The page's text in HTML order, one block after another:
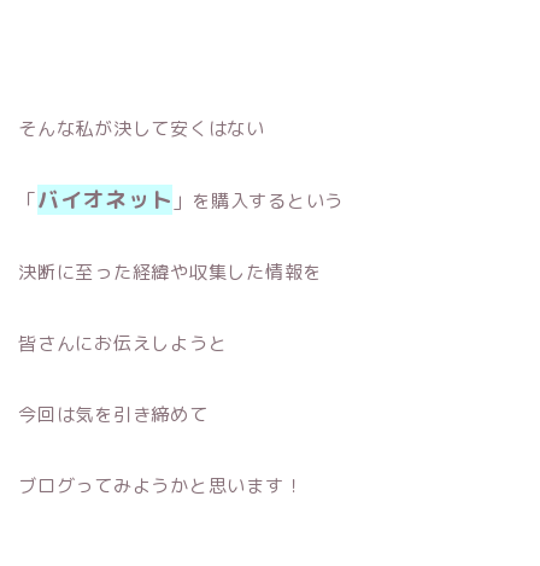
そんな私が決して安くはない
「バイオネット 」を購入するという
決断に至った経緯や収集した情報を
皆さんにお伝えしようと
今回は気を引き締めて
ブログってみようかと思います！